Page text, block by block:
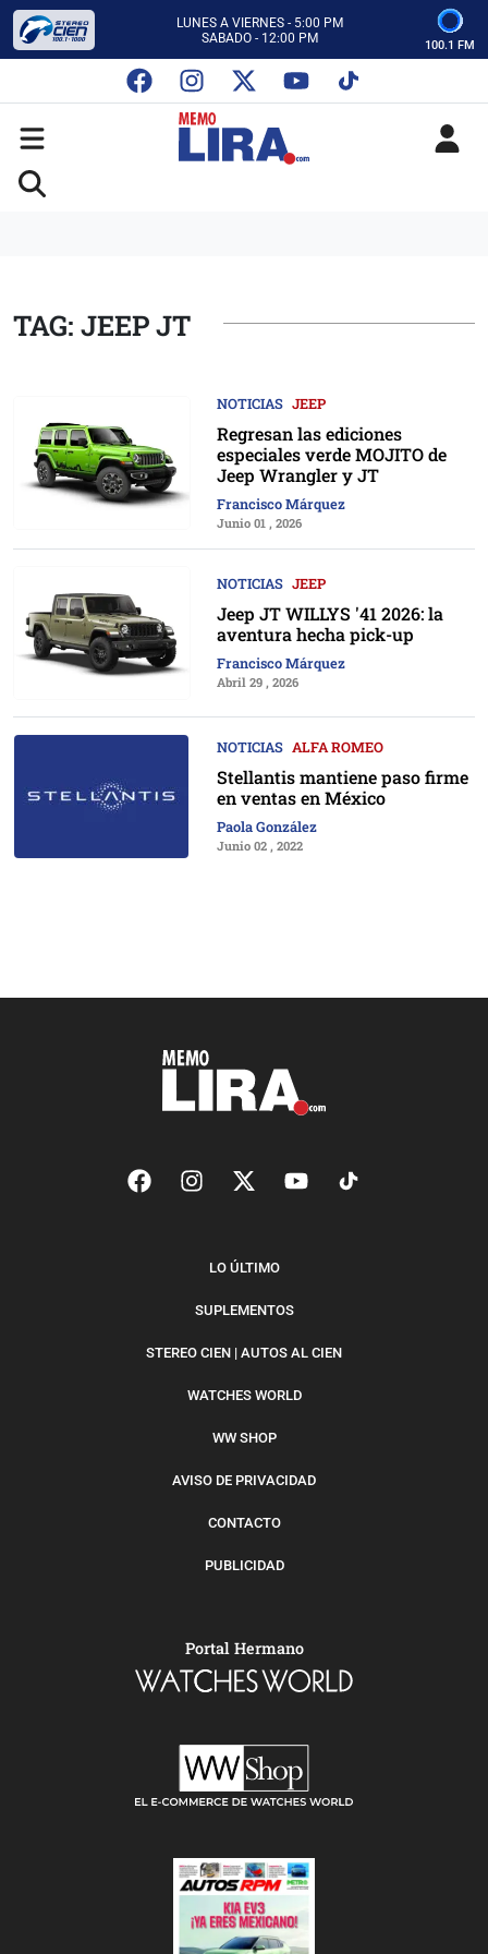
LUNES A VIERNES - 5:00 PM
SABADO - 12:00 PM
CON MEMO LIRA Y SU EQUIPO
LUNES A VIERNES - 5:00 PM
SABADO - 12:00 PM
100.1 FM
TAG: JEEP JT
NOTICIAS JEEP
Regresan las ediciones
especiales verde MOJITO de
Jeep Wrangler y JT
Francisco Márquez
Junio 01 , 2026
NOTICIAS JEEP
Jeep JT WILLYS '41 2026: la
aventura hecha pick-up
Francisco Márquez
Abril 29 , 2026
NOTICIAS ALFA ROMEO
Stellantis mantiene paso firme
en ventas en México
Paola González
Junio 02 , 2022
LO ÚLTIMO
SUPLEMENTOS
STEREO CIEN | AUTOS AL CIEN
WATCHES WORLD
WW SHOP
AVISO DE PRIVACIDAD
CONTACTO
PUBLICIDAD
Portal Hermano